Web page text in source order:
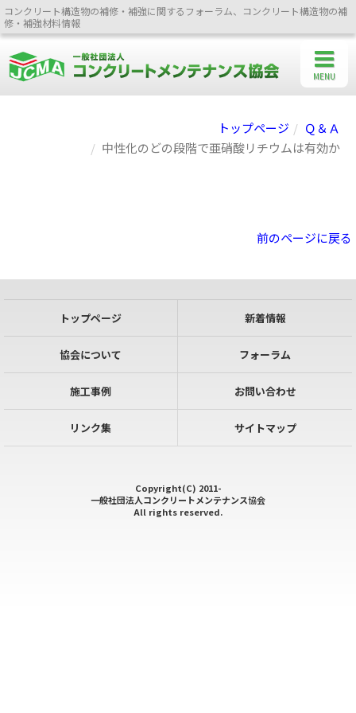
コンクリート構造物の補修・補強に関するフォーラム、コンクリート構造物の補
修・補強材料情報
トップページ
Ｑ＆Ａ
中性化のどの段階で亜硝酸リチウムは有効か
前のページに戻る
トップページ 新着情報
協会について フォーラム
施工事例 お問い合わせ
リンク集 サイトマップ
Copyright(C) 2011-
一般社団法人コンクリートメンテナンス協会
All rights reserved.
MENU